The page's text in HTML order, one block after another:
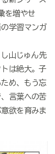
を増やせ
学習マンガ
山じゅん先
は絶大。子
め、もう忘
言葉への苦
欲を育みま